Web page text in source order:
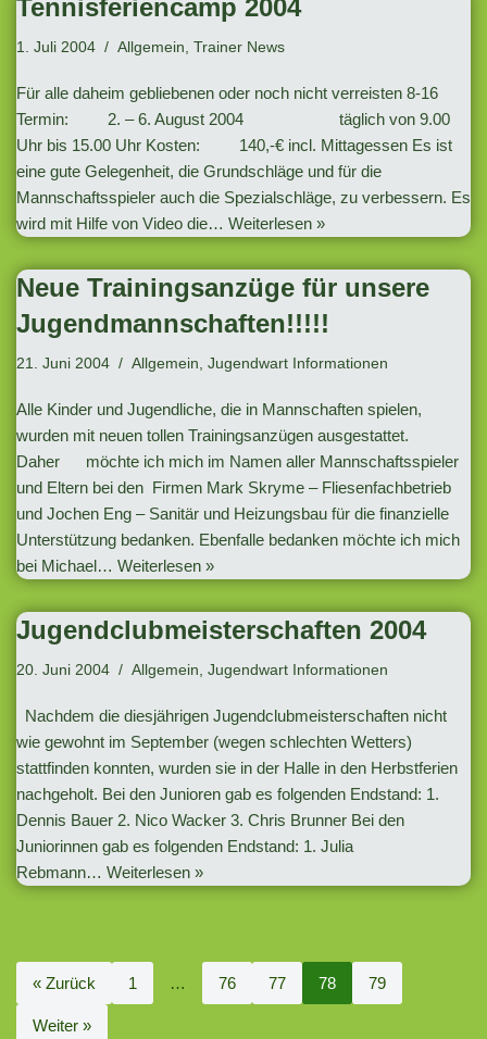
Tennisferiencamp 2004
1. Juli 2004 Allgemein, Trainer News
Für alle daheim gebliebenen oder noch nicht verreisten 8-16
Termin: 2. – 6. August 2004 täglich von 9.00
Uhr bis 15.00 Uhr Kosten: 140,-€ incl. Mittagessen Es ist
eine gute Gelegenheit, die Grundschläge und für die
Mannschaftsspieler auch die Spezialschläge, zu verbessern. Es
wird mit Hilfe von Video die… Weiterlesen »
Neue Trainingsanzüge für unsere
Jugendmannschaften!!!!!
21. Juni 2004 Allgemein, Jugendwart Informationen
Alle Kinder und Jugendliche, die in Mannschaften spielen,
wurden mit neuen tollen Trainingsanzügen ausgestattet.
Daher möchte ich mich im Namen aller Mannschaftsspieler
und Eltern bei den Firmen Mark Skryme – Fliesenfachbetrieb
und Jochen Eng – Sanitär und Heizungsbau für die finanzielle
Unterstützung bedanken. Ebenfalle bedanken möchte ich mich
bei Michael… Weiterlesen »
Jugendclubmeisterschaften 2004
20. Juni 2004 Allgemein, Jugendwart Informationen
Nachdem die diesjährigen Jugendclubmeisterschaften nicht
wie gewohnt im September (wegen schlechten Wetters)
stattfinden konnten, wurden sie in der Halle in den Herbstferien
nachgeholt. Bei den Junioren gab es folgenden Endstand: 1.
Dennis Bauer 2. Nico Wacker 3. Chris Brunner Bei den
Juniorinnen gab es folgenden Endstand: 1. Julia
Rebmann… Weiterlesen »
« Zurück 1 … 76 77 78 79
Weiter »